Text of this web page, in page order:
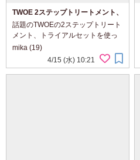
TWOE 2ステップトリートメント、
トライアルセット
話題のTWOEの2ステップトリート
メント、トライアルセットを使っ
てみました。 Step1はアウトトリ
ートメント。泡状でするっと伸
び、濡れた髪にもなじみやすい質
mika (19)
4/15 (水) 10:21